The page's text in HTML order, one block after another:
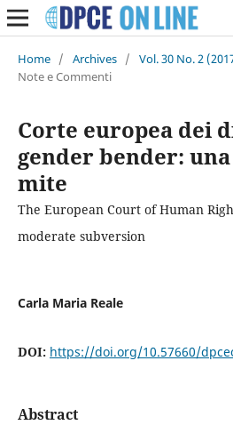
Home / Archives / Vol. 30 No. 2
Note e Commenti
Corte europea dei
gender bender:
mite
The European Court of Human
moderate subversion
Carla Maria Reale
DOI: https://doi.org/10.57660/
Abstract